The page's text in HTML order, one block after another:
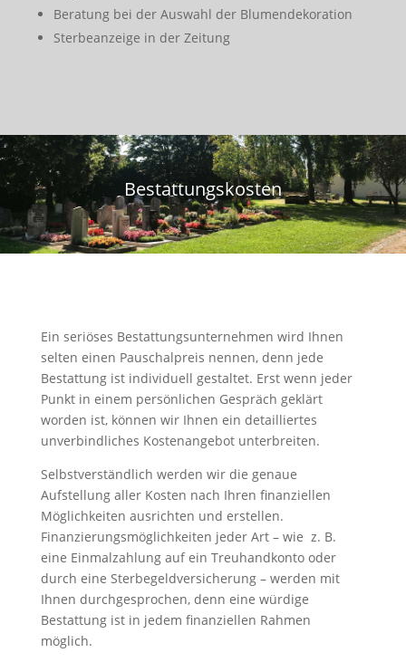
Beratung bei der Auswahl der Blumendekoration
Sterbeanzeige in der Zeitung
Bestattungskosten
Ein seriöses Bestattungsunternehmen wird Ihnen
selten einen Pauschalpreis nennen, denn jede
Bestattung ist individuell gestaltet. Erst wenn jeder
Punkt in einem persönlichen Gespräch geklärt
worden ist, können wir Ihnen ein detailliertes
unverbindliches Kostenangebot unterbreiten.
Selbstverständlich werden wir die genaue
Aufstellung aller Kosten nach Ihren finanziellen
Möglichkeiten ausrichten und erstellen.
Finanzierungsmöglichkeiten jeder Art – wie z. B.
eine Einmalzahlung auf ein Treuhandkonto oder
durch eine Sterbegeldversicherung – werden mit
Ihnen durchgesprochen, denn eine würdige
Bestattung ist in jedem finanziellen Rahmen
möglich.